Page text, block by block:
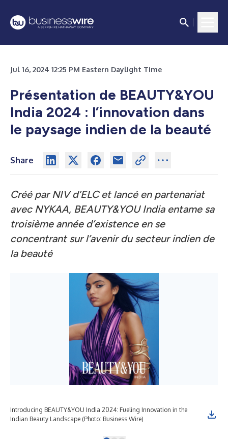
Jul 16, 2024 12:25 PM Eastern Daylight Time
Présentation de BEAUTY&YOU
India 2024 : l’innovation dans
le paysage indien de la beauté
Share
Créé par NIV d’ELC et lancé en partenariat
avec NYKAA, BEAUTY&YOU India entame sa
troisième année d’existence en se
concentrant sur l’avenir du secteur indien de
la beauté
Introducing BEAUTY&YOU India 2024: Fueling Innovation in the
Indian Beauty Landscape (Photo: Business Wire)